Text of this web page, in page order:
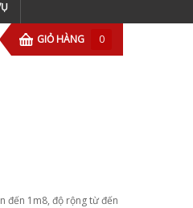
GIỎ HÀNG 0
đến 1m8, độ rộng từ đến